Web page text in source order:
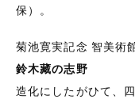
保）。
菊池寛実記念 智美
鈴木藏の志野
造化にしたがひて、